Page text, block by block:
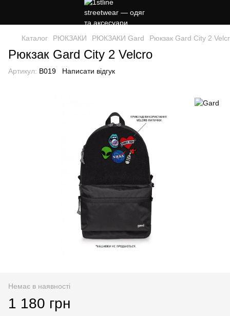
Каталог РЮКЗАКИ РЮКЗАКИ Gard Рюкзак Gard City 2
Рюкзак Gard City 2 Velcro
Артикул: B019 Написати відгук
Немає в наявності
1 180 грн